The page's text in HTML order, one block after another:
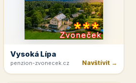
Vysoká Lípa
penzion-zvonecek.cz Navštívit →